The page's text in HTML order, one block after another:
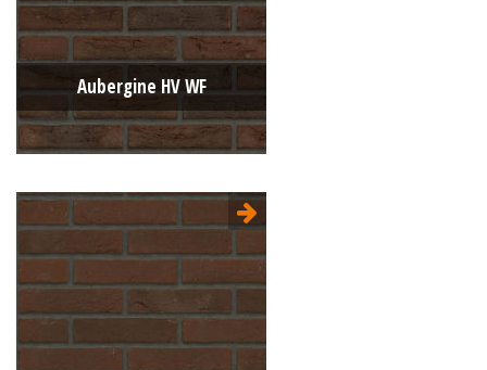
Aubergine HV WF
Type:
Handvorm (HV)
Formaat:
Waalformaat (WF)
210x100x50
Genuanceerd
Kleur:
Bruin